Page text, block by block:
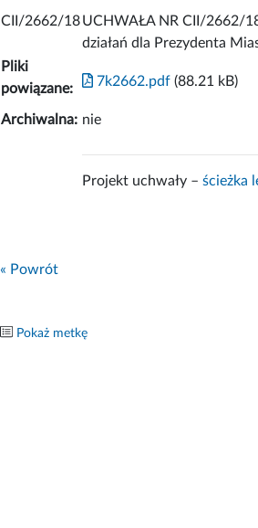
CII/2662/18UCHWAŁA NR CII/2662/
działań dla Prezydenta
Pliki
powiązane:
7k2662.pdf (88.21 kB)
Archiwalna: nie
Projekt uchwały – ścieżka
« Powrót
Pokaż metkę